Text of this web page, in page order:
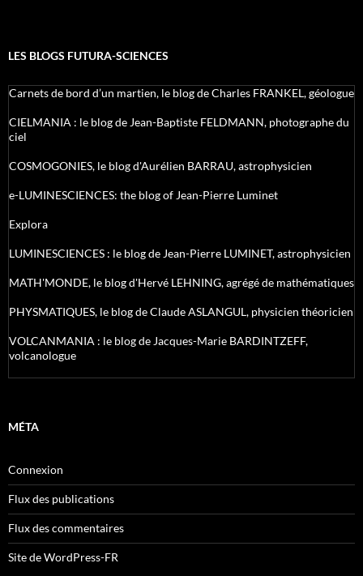
LES BLOGS FUTURA-SCIENCES
Carnets de bord d’un martien, le blog de Charles FRANKEL, géologue
CIELMANIA : le blog de Jean-Baptiste FELDMANN, photographe du
ciel
COSMOGONIES, le blog d'Aurélien BARRAU, astrophysicien
e-LUMINESCIENCES: the blog of Jean-Pierre Luminet
Explora
LUMINESCIENCES : le blog de Jean-Pierre LUMINET, astrophysicien
MATH'MONDE, le blog d'Hervé LEHNING, agrégé de mathématiques
PHYSMATIQUES, le blog de Claude ASLANGUL, physicien théoricien
VOLCANMANIA : le blog de Jacques-Marie BARDINTZEFF,
volcanologue
MÉTA
Connexion
Flux des publications
Flux des commentaires
Site de WordPress-FR